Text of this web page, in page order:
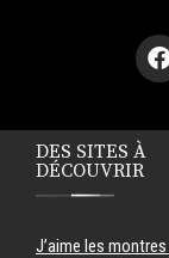
DES SITES À
DÉCOUVRIR
J’aime les montres